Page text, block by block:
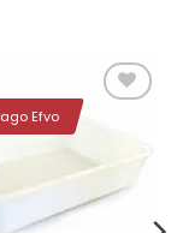
deseos
Efvo